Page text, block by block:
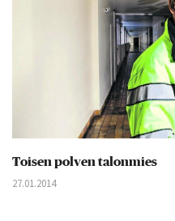
Toisen polven talonmies
27.01.2014